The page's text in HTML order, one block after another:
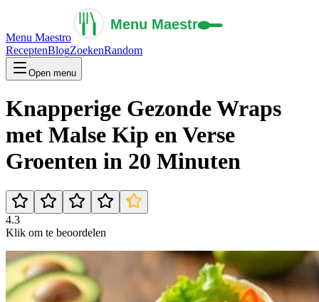
Menu Maestro
ReceptenBlogZoekenRandom
Open menu
Knapperige Gezonde Wraps
met Malse Kip en Verse
Groenten in 20 Minuten
4.3
Klik om te beoordelen